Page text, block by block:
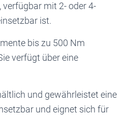
mit 2- oder 4-
ist.
bis zu 500 Nm
verfügt über eine
und gewährleistet eine
und eignet sich für